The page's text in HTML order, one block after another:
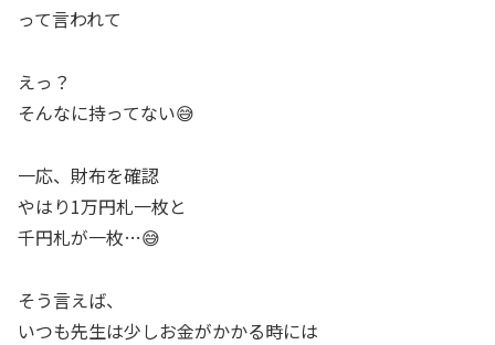
って言われて
えっ？
そんなに持ってない😅
一応、財布を確認
やはり1万円札一枚と
千円札が一枚…😅
そう言えば、
いつも先生は少しお金がかかる時には